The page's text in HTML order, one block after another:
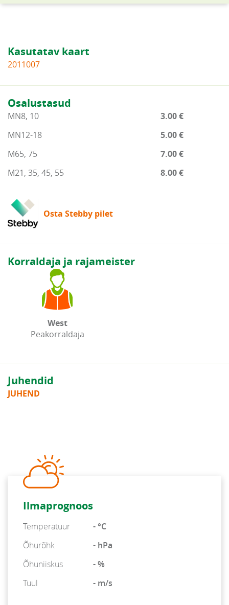
Kasutatav kaart
2011007
Osalustasud
MN8, 10
3.00 €
MN12-18
5.00 €
M65, 75
7.00 €
M21, 35, 45, 55
8.00 €
Osta Stebby pilet
Korraldaja ja rajameister
West
Peakorraldaja
Juhendid
JUHEND
Ilmaprognoos
Temperatuur
- °C
Õhurõhk
- hPa
Õhuniiskus
- %
Tuul
- m/s